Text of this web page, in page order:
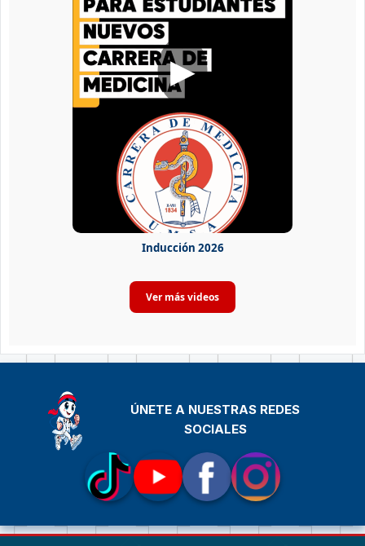
Inducción 2026
ÚNETE A NUESTRAS REDES
SOCIALES